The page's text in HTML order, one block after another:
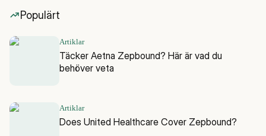
Populärt
Artiklar
Täcker Aetna Zepbound? Här är vad du
behöver veta
Artiklar
Does United Healthcare Cover Zepbound?